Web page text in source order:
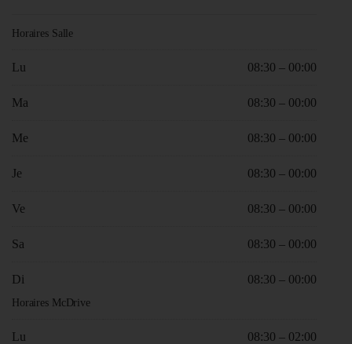
Horaires Salle
Lu 08:30 – 00:00
Ma 08:30 – 00:00
Me 08:30 – 00:00
Je 08:30 – 00:00
Ve 08:30 – 00:00
Sa 08:30 – 00:00
Di 08:30 – 00:00
Horaires McDrive
Lu 08:30 – 02:00